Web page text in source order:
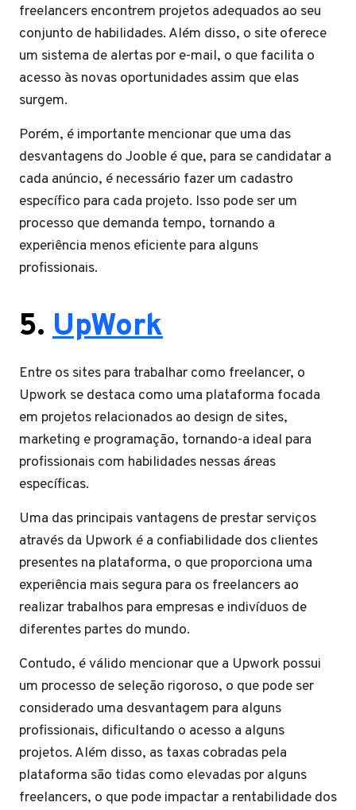
freelancers encontrem projetos adequados ao seu
conjunto de habilidades. Além disso, o site oferece
um sistema de alertas por e-mail, o que facilita o
acesso às novas oportunidades assim que elas
surgem.
Porém, é importante mencionar que uma das
desvantagens do Jooble é que, para se candidatar a
cada anúncio, é necessário fazer um cadastro
específico para cada projeto. Isso pode ser um
processo que demanda tempo, tornando a
experiência menos eficiente para alguns
profissionais.
5. UpWork
Entre os sites para trabalhar como freelancer, o
Upwork se destaca como uma plataforma focada
em projetos relacionados ao design de sites,
marketing e programação, tornando-a ideal para
profissionais com habilidades nessas áreas
específicas.
Uma das principais vantagens de prestar serviços
através da Upwork é a confiabilidade dos clientes
presentes na plataforma, o que proporciona uma
experiência mais segura para os freelancers ao
realizar trabalhos para empresas e indivíduos de
diferentes partes do mundo.
Contudo, é válido mencionar que a Upwork possui
um processo de seleção rigoroso, o que pode ser
considerado uma desvantagem para alguns
profissionais, dificultando o acesso a alguns
projetos. Além disso, as taxas cobradas pela
plataforma são tidas como elevadas por alguns
freelancers, o que pode impactar a rentabilidade dos